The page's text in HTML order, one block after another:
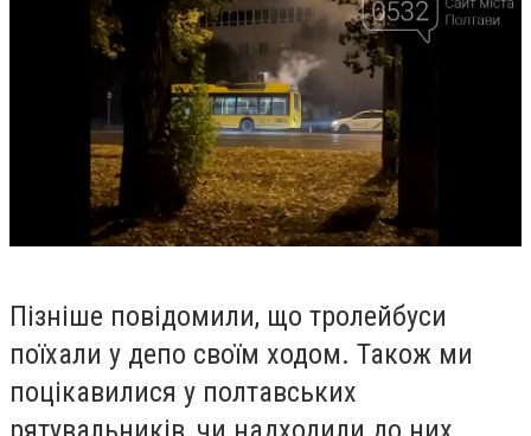
Пізніше повідомили, що тролейбуси
поїхали у депо своїм ходом. Також ми
поцікавилися у полтавських